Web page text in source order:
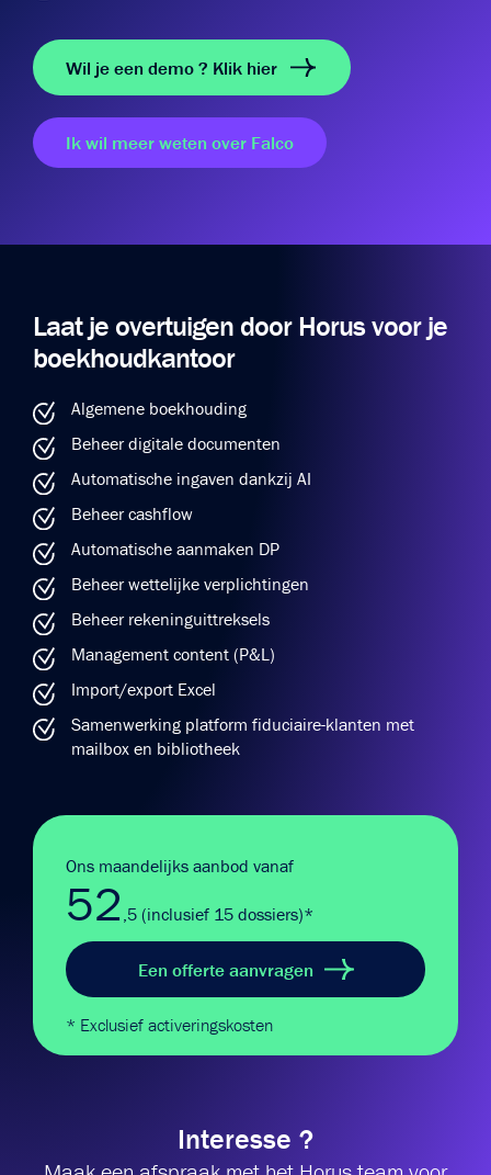
Wil je een demo ? Klik hier
Ik wil meer weten over Falco
Laat je overtuigen door Horus voor je
boekhoudkantoor
Algemene boekhouding
Beheer digitale documenten
Automatische ingaven dankzij AI
Beheer cashflow
Automatische aanmaken DP
Beheer wettelijke verplichtingen
Beheer rekeninguittreksels
Management content (P&L)
Import/export Excel
Samenwerking platform fiduciaire-klanten met
mailbox en bibliotheek
Ons maandelijks aanbod vanaf
52 ,5 (inclusief 15 dossiers)*
Een offerte aanvragen
* Exclusief activeringskosten
Interesse ?